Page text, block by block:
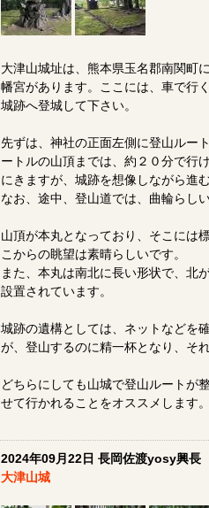
大津山城址は、熊本県玉名郡南関町
幡宮があります。ここには、車で行
城跡へ登城して下さい。
先ずは、神社の正面左側に登山ルー
ートルの山頂までは、約２０分で行
にきますが、城跡を想像しながら進
なお、途中、登山道では、曲輪らし
山頂が本丸となっており、そこには
こからの眺望は素晴らしいです。
また、本丸は南北に長い形状で、北
設置されています。
城跡の遺構としては、ネットなどを
が、登山するのに精一杯となり、そ
どちらにしても山城で登山ルートが
せて行かれることをオススメします。
2024年09月22日 長岡佐渡yosy興長
大津山城